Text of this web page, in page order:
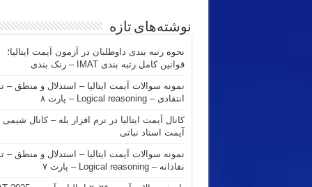
نوشته‌های تازه
نحوه رتبه بندی داوطلبان در آزمون آیمت ایتالیا؛
قوانین کامل رتبه بندی IMAT – رنک بندی
نمونه سوالات آیمت ایتالیا – استدلال و منطق –
انتقادی – Logical reasoning – پارت ۸
کانال آیمت ایتالیا در نرم افزار بله – کانال شیمی
آیمت استاد نباتی
نمونه سوالات آیمت ایتالیا – استدلال و منطق –
نقادانه – Logical reasoning – پارت ۷